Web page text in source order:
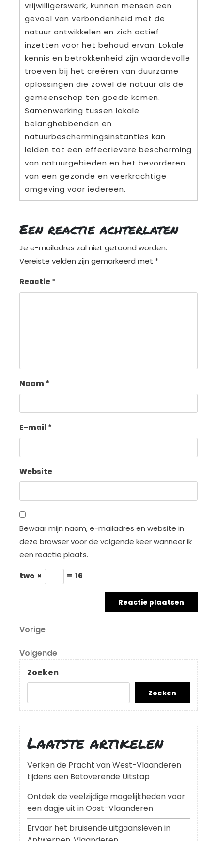
vrijwilligerswerk, kunnen mensen een
gevoel van verbondenheid met de
natuur ontwikkelen en zich actief
inzetten voor het behoud ervan. Lokale
kennis en betrokkenheid zijn waardevolle
troeven bij het creëren van duurzame
oplossingen die zowel de natuur als de
gemeenschap ten goede komen.
Samenwerking tussen lokale
belanghebbenden en
natuurbeschermingsinstanties kan
leiden tot een effectievere bescherming
van natuurgebieden en het bevorderen
van een gezonde en veerkrachtige
omgeving voor iedereen.
Een reactie achterlaten
Je e-mailadres zal niet getoond worden.
Vereiste velden zijn gemarkeerd met *
Reactie*
Naam *
E-mail *
Website
Bewaar mijn naam, e-mailadres en website in
deze browser voor de volgende keer wanneer ik
een reactie plaats.
two × = 16
Berichtnavigatie
Vorig
Vorige
Volgend
bericht
Volgende
Zoeken
Zoeken
Laatste artikelen
Verken de Pracht van West-Vlaanderen
tijdens een Betoverende Uitstap
Ontdek de veelzijdige mogelijkheden voor
een dagje uit in Oost-Vlaanderen
Ervaar het bruisende uitgaansleven in